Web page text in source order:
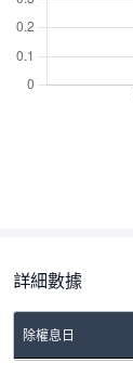
詳細數據
除權息日